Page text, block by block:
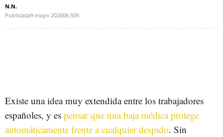
N.N.
Publicada9 mayo 202606:50h
Existe una idea muy extendida entre los trabajadores
españoles, y es pensar que una baja médica protege
automáticamente frente a cualquier despido. Sin